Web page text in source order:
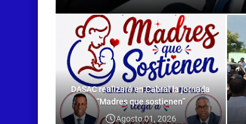
DASAC realizará en Cabral la jornada
“Madres que sostienen”
Agosto 01, 2026